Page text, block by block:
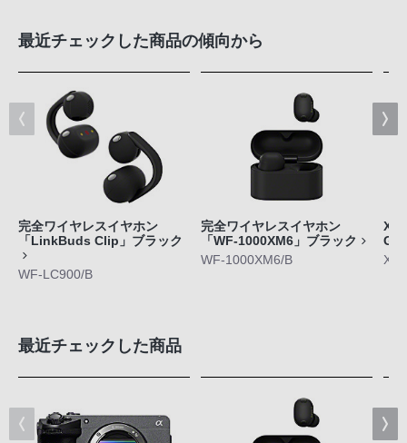
最近チェックした商品の傾向から
完全ワイヤレスイヤホン
「LinkBuds Clip」ブラック
WF-LC900/B
完全ワイヤレスイヤホン
「WF-1000XM6」ブラック
WF-1000XM6/B
最近チェックした商品